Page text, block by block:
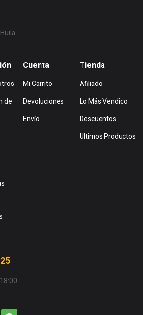
de
Cuenta
Mi Carrito
Devoluciones
Envío
Tienda
Afiliado
Lo Más Vendido
Descuentos
Últimos Productos